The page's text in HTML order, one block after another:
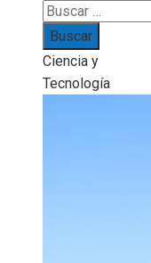
Buscar:
Ciencia y
Tecnología